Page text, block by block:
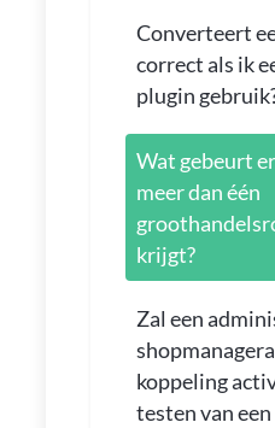
Converteert
correct als ik
plugin
Wat gebeurt
meer dan één
krijgt?
Zal een
koppeling
testen van